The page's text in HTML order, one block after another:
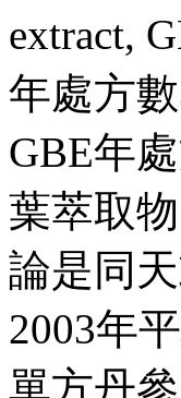
extract,
年處方
GBE年
葉萃取
論是同
2003年
單方丹